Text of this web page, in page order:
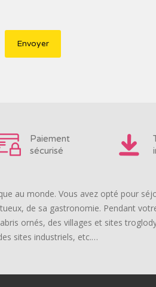
Paiement
sécurisé
au monde. Vous avez opté pour
de sa gastronomie. Pendant
ornés, des villages et sites
sites industriels, etc.…